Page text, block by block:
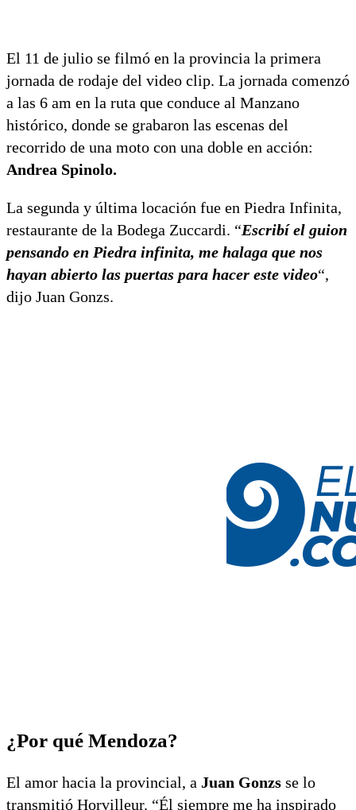
El 11 de julio se filmó en la provincia la primera
jornada de rodaje del video clip. La jornada comenzó
a las 6 am en la ruta que conduce al Manzano
histórico, donde se grabaron las escenas del
recorrido de una moto con una doble en acción:
Andrea Spinolo.
La segunda y última locación fue en Piedra Infinita,
restaurante de la Bodega Zuccardi. “Escribí el guion
pensando en Piedra infinita, me halaga que nos
hayan abierto las puertas para hacer este video“,
dijo Juan Gonzs.
¿Por qué Mendoza?
El amor hacia la provincial, a Juan Gonzs se lo
transmitió Horvilleur. “Él siempre me ha inspirado